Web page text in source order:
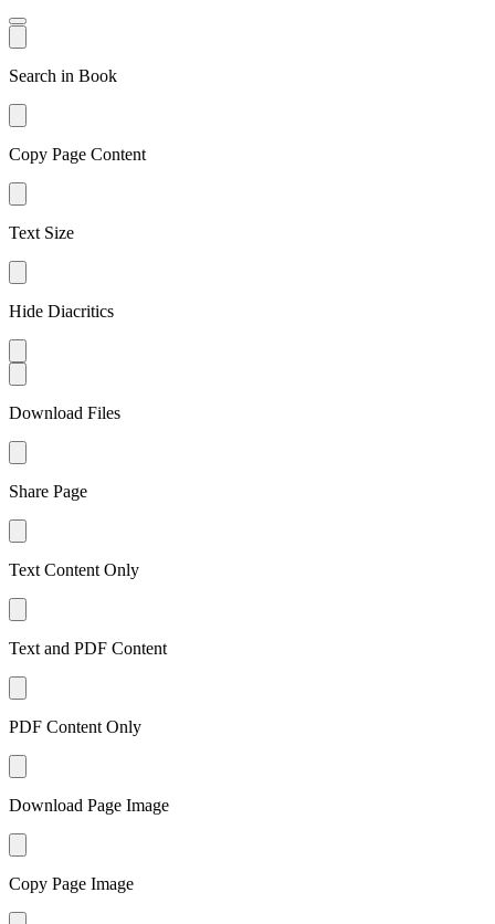
Search in Book
Copy Page Content
Text Size
Hide Diacritics
Download Files
Share Page
Text Content Only
Text and PDF Content
PDF Content Only
Download Page Image
Copy Page Image